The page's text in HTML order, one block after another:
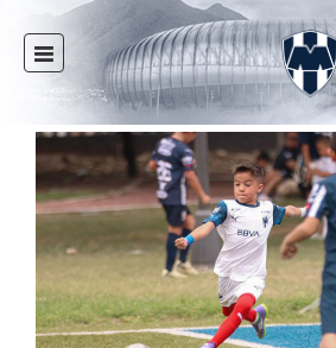
INICIO
NOTICIAS
CLUB
MULTIMEDIA
RAYADOS
RAYADAS
FUERZAS BÁSICAS